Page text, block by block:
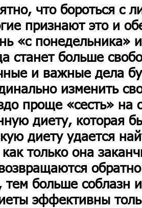
что бороться с
признают это и
«с понедельника»
станет больше
и важные дела
изменить
проще «сесть» на
диету, которая
диету удается
только она
тем больше соблазн
эффективны